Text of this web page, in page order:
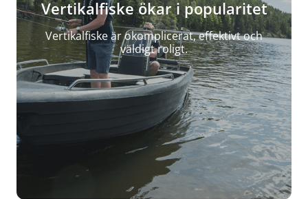
Vertikalfiske ökar i popularitet
Vertikalfiske är okomplicerat, effektivt och
väldigt roligt.